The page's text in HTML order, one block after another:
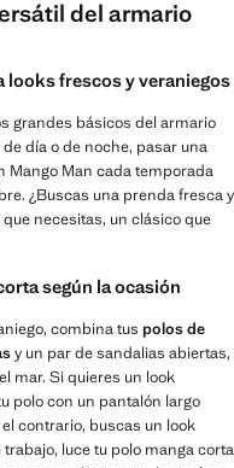
del armario
looks frescos y veraniegos
grandes básicos del armario
día o de noche, pasar una
Mango Man cada temporada
¿Buscas una prenda fresca y
necesitas, un clásico que
según la ocasión
combina tus polos de
y un par de sandalias abiertas,
mar. Si quieres un look
polo con un pantalón largo
contrario, buscas un look
luce tu polo manga corta